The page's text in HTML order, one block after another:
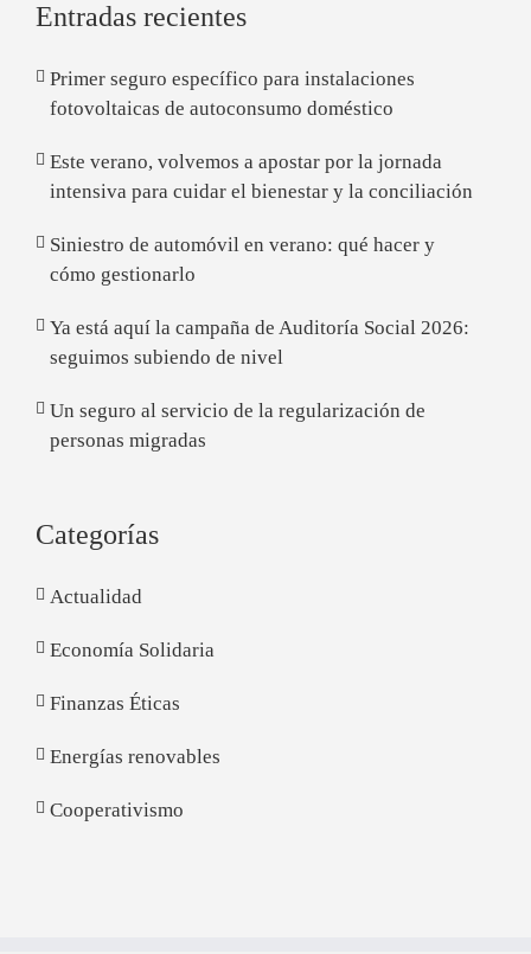
Entradas recientes
Primer seguro específico para instalaciones
fotovoltaicas de autoconsumo doméstico
Este verano, volvemos a apostar por la jornada
intensiva para cuidar el bienestar y la conciliación
Siniestro de automóvil en verano: qué hacer y
cómo gestionarlo
Ya está aquí la campaña de Auditoría Social 2026:
seguimos subiendo de nivel
Un seguro al servicio de la regularización de
personas migradas
Categorías
Actualidad
Economía Solidaria
Finanzas Éticas
Energías renovables
Cooperativismo